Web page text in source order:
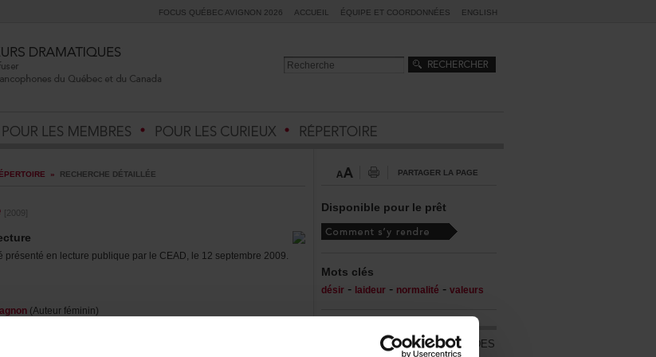
FOCUSQUÉBECAVIGNON2026 ACCUEIL ÉQUIPEETCOORDONNÉES ENGLISH
» RECHERCHEDÉTAILLÉE
[2009]
(Auteurféminin)
PARTAGERLAPAGE
Disponiblepourleprêt
Motsclés
désir- laideur- normalité - valeurs
ÀL'AFFICHEDUCALENDRIERDES